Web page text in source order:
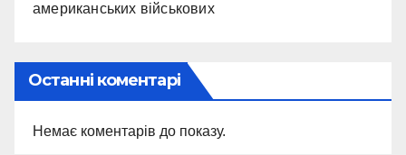
американських військових
Останні коментарі
Немає коментарів до показу.